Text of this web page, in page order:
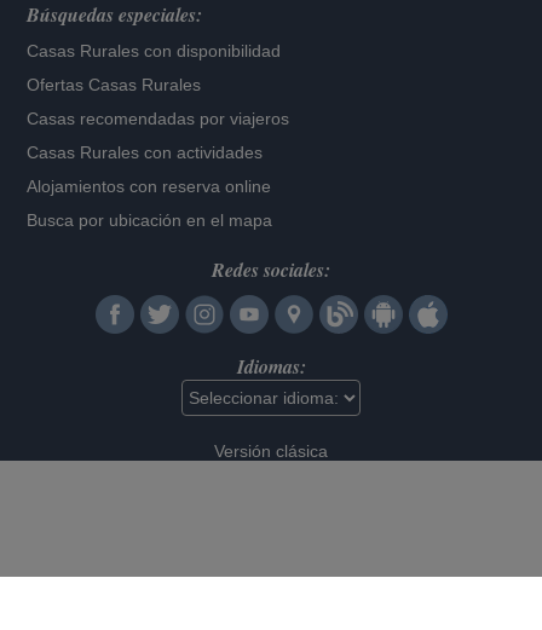
Búsquedas especiales:
Casas Rurales con disponibilidad
Ofertas Casas Rurales
Casas recomendadas por viajeros
Casas Rurales con actividades
Alojamientos con reserva online
Busca por ubicación en el mapa
Redes sociales:
Idiomas:
Versión clásica